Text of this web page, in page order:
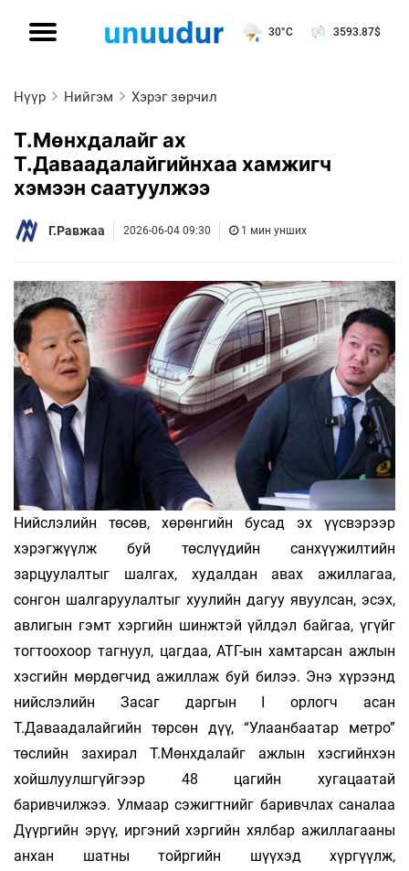
30°C 3593.87$
Нүүр Нийгэм Хэрэг зөрчил
Т.Мөнхдалайг ах
Т.Даваадалайгийнхаа хамжигч
хэмээн саатуулжээ
Г.Равжаа 2026-06-04 09:30 1 мин унших
Нийслэлийн төсөв, хөрөнгийн бусад эх үүсвэрээр
хэрэгжүүлж буй төслүүдийн санхүүжилтийн
зарцуулалтыг шалгах, худалдан авах ажиллагаа,
сонгон шалгаруулалтыг хуулийн дагуу явуулсан, эсэх,
авлигын гэмт хэргийн шинжтэй үйлдэл байгаа, үгүйг
тогтоохоор тагнуул, цагдаа, АТГ-ын хамтарсан ажлын
хэсгийн мөрдөгчид ажил­лаж буй билээ. Энэ хүрээнд
нийслэлийн Засаг даргын I орлогч асан
Т.Даваадалайгийн төрсөн дүү, “Улаанбаатар метро”
төслийн захирал Т.Мөнхдалайг ажлын хэсгийнхэн
хойшлуулшгүйгээр 48 цагийн хугацаатай
баривчилжээ. Улмаар сэжигтнийг баривчлах саналаа
Дүүргийн эрүү, иргэний хэргийн хялбар ажиллагааны
анхан шатны тойргийн шүүхэд хүргүүлж,